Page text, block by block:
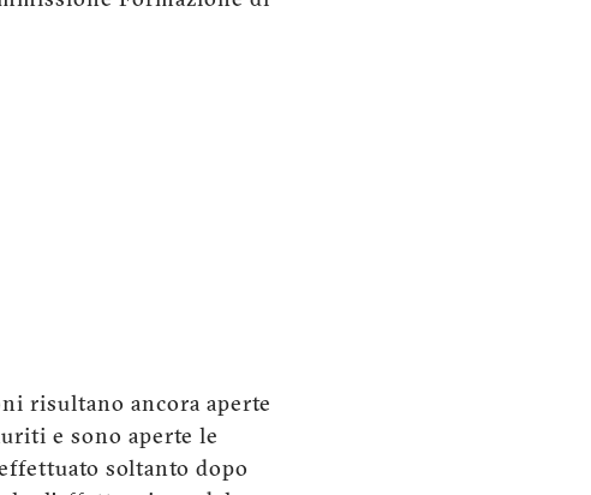
risultano ancora aperte
e sono aperte le
soltanto dopo